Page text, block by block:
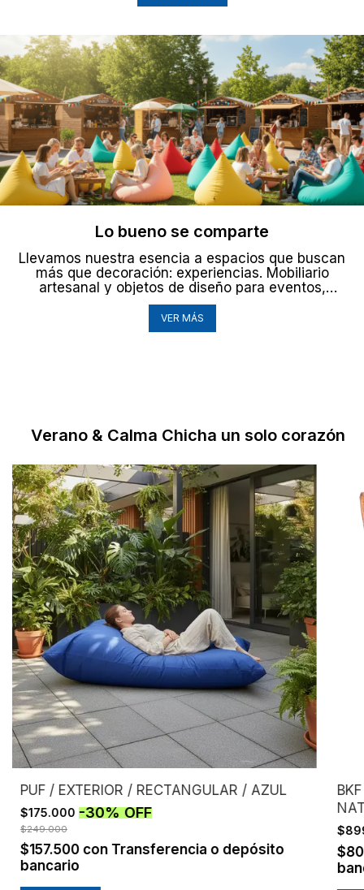
Lo bueno se comparte
Llevamos nuestra esencia a espacios que buscan
más que decoración: experiencias. Mobiliario
artesanal y objetos de diseño para eventos,
hoteles, oficinas y proyectos corporativos.
VER MÁS
Verano & Calma Chicha un solo corazón
PUF / EXTERIOR / RECTANGULAR / AZUL
$175.000 -30%OFF
$249.000
$157.500 con Transferencia o depósito
bancario